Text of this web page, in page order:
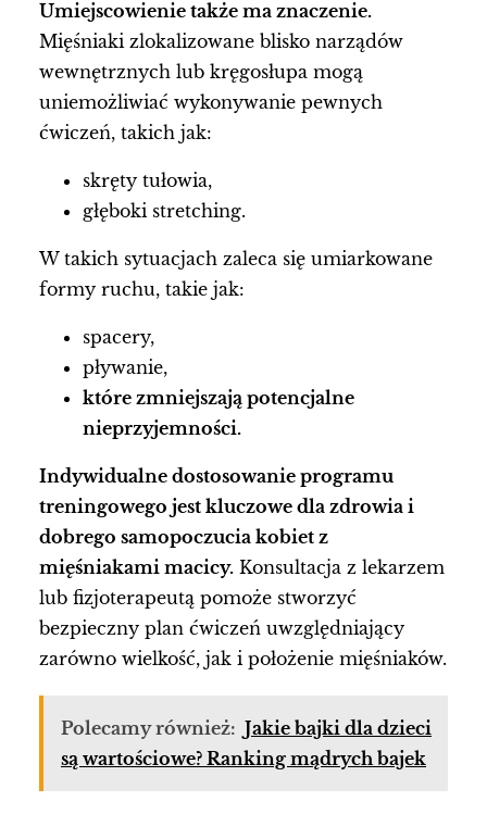
Umiejscowienie także ma znaczenie.
Mięśniaki zlokalizowane blisko narządów
wewnętrznych lub kręgosłupa mogą
uniemożliwiać wykonywanie pewnych
ćwiczeń, takich jak:
skręty tułowia,
głęboki stretching.
W takich sytuacjach zaleca się umiarkowane
formy ruchu, takie jak:
spacery,
pływanie,
które zmniejszają potencjalne
nieprzyjemności.
Indywidualne dostosowanie programu
treningowego jest kluczowe dla zdrowia i
dobrego samopoczucia kobiet z
mięśniakami macicy. Konsultacja z lekarzem
lub fizjoterapeutą pomoże stworzyć
bezpieczny plan ćwiczeń uwzględniający
zarówno wielkość, jak i położenie mięśniaków.
Polecamy również: Jakie bajki dla dzieci
są wartościowe? Ranking mądrych bajek